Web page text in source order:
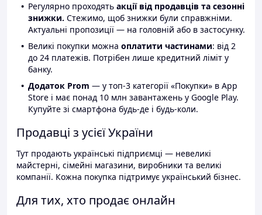
Регулярно проходять акції від продавців та сезонні
знижки. Стежимо, щоб знижки були справжніми.
Актуальні пропозиції — на головній або в застосунку.
Великі покупки можна оплатити частинами: від 2
до 24 платежів. Потрібен лише кредитний ліміт у
банку.
Додаток Prom — у топ-3 категорії «Покупки» в App
Store і має понад 10 млн завантажень у Google Play.
Купуйте зі смартфона будь-де і будь-коли.
Продавці з усієї України
Тут продають українські підприємці — невеликі
майстерні, сімейні магазини, виробники та великі
компанії. Кожна покупка підтримує український бізнес.
Для тих, хто продає онлайн